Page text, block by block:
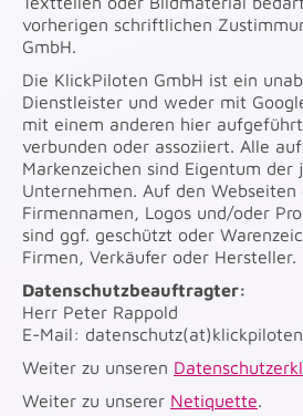
vorherigen schriftlichen
GmbH.
Die KlickPiloten GmbH ist ein
Dienstleister und weder mit
mit einem anderen hier
verbunden oder assoziiert. Alle
Markenzeichen sind Eigentum der
Unternehmen. Auf den Webseiten
Firmennamen, Logos und/oder
sind ggf. geschützt oder
Firmen, Verkäufer oder Hersteller.
Datenschutzbeauftragter:
Herr Peter Rappold
E-Mail:
Weiter zu unseren
Weiter zu unserer Netiquette.